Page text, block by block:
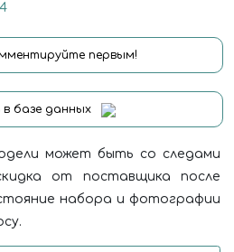
первым!
базе данных
может быть со следами
от поставщика после
набора и фотографии